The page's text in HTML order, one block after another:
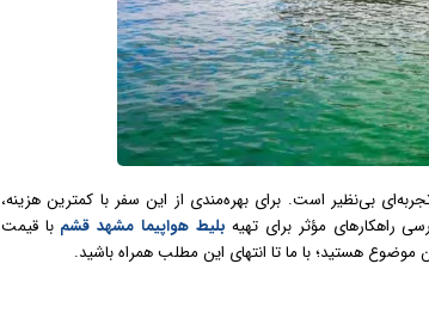
بی‌نظیر است. برای بهره‌مندی از این سفر با کمترین هزینه،
راهکارهای مؤثر برای تهیه بلیط هواپیما مشهد قشم با قیمت
موضوع هستید؛ با ما تا انتهای این مطلب همراه باشید.